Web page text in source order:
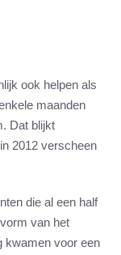
ook helpen als
maanden
Dat blijkt
2012 verscheen
die al een half
van het
kwamen voor een